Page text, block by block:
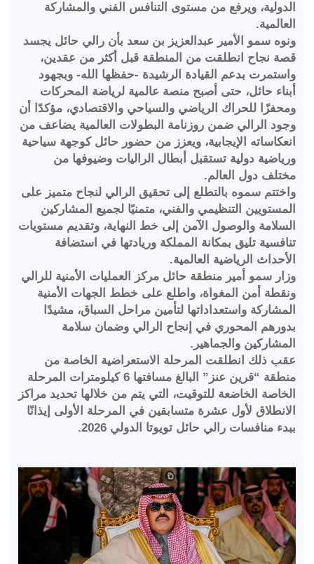
الدولية، ويرفع من مستوى التنافس الفني والمشاركة
العالمية.
ونوه سمو الأمير عبدالعزيز بن سعد بأن رالي حائل يجسد
قصة نجاح انطلقت من المنطقة قبل أكثر من عقدين،
واستمرت بدعم القيادة الرشيدة -حفظها الله- وبجهود
أبناء حائل، حتى أصبح منصة عالمية لرياضة المحركات
ومحفزًا للحراك الرياضي والسياحي والاقتصادي، مؤكدًا أن
وجود الرالي ضمن روزنامة البطولات العالمية يضاعف من
انعكاساته الإيجابية، ويعزز من حضور حائل كوجهة سياحية
ورياضية دولية تستقبل أبطال الراليات وضيوفها من
مختلف دول العالم.
واختتم سموه بالتطلع إلى تحقيق الرالي لنجاح متميز على
المستويين التنظيمي والفني، متمنيًا لجميع المشاركين
السلامة والوصول الآمن إلى خط النهاية، وتقديم مستويات
تنافسية تليق بمكانة المملكة وريادتها في استضافة
الأحداث الرياضية العالمية.
وزار سمو أمير منطقة حائل مركز العمليات الأمنية للرالي
ونقطة أمن المغواة، واطلع على خطط الجهات الأمنية
المشاركة واستعداداتها لتأمين مراحل السباق، مشيدًا
بدورهم المحوري في إنجاح الرالي وضمان سلامة
المشاركين والجماهير.
عقب ذلك انطلقت المرحلة الاستعراضية الخاصة من
منطقة “قرين عنز” البالغ مسافتها 6 كيلومترات المرحلة
الخاصة الخاضعة للتوقيت، التي يتم من خلالها تحديد مراكز
الانطلاق لأول عشرة متسابقين في المرحلة الأولى إيذانًا
ببدء منافسات رالي حائل تويوتا الدولي 2026.